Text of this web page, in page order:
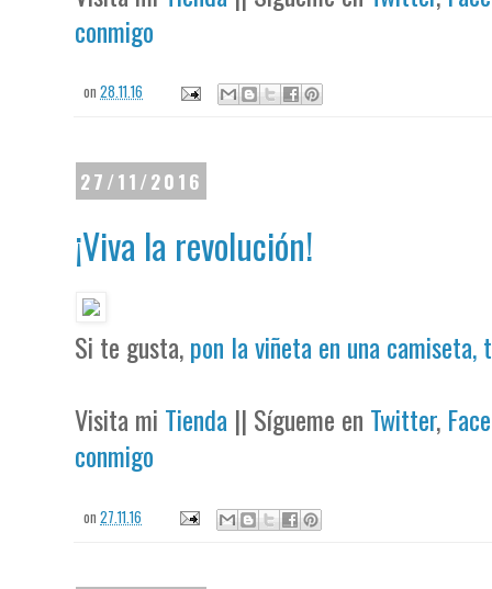
conmigo
on28.11.16
27/11/2016
¡Viva la revolución!
Si te gusta,pon la viñeta en una camiseta,
Visita mi Tienda || Sígueme en Twitter,
conmigo
on27.11.16